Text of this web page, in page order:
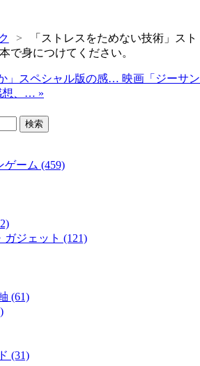
>
「ストレスをためない技術」スト
で身につけてください。
」スペシャル版の感… 映画「ジーサン
想、… »
ゲーム (459)
ガジェット (121)
(61)
(31)